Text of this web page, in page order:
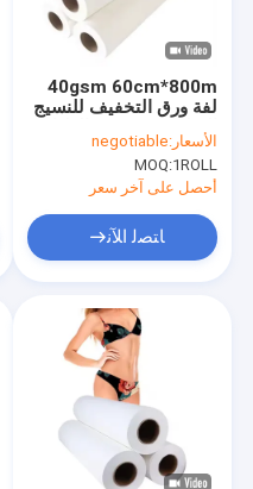
40gsm 60cm*800m
لفة ورق التخفيف للنسيج
البوليستر مع حبر الطباعة
الرقمية
الأسعار:negotiable
MOQ:1ROLL
أحصل على آخر سعر
ﺎﺘﺼﻟ ﺍﻶﻧ